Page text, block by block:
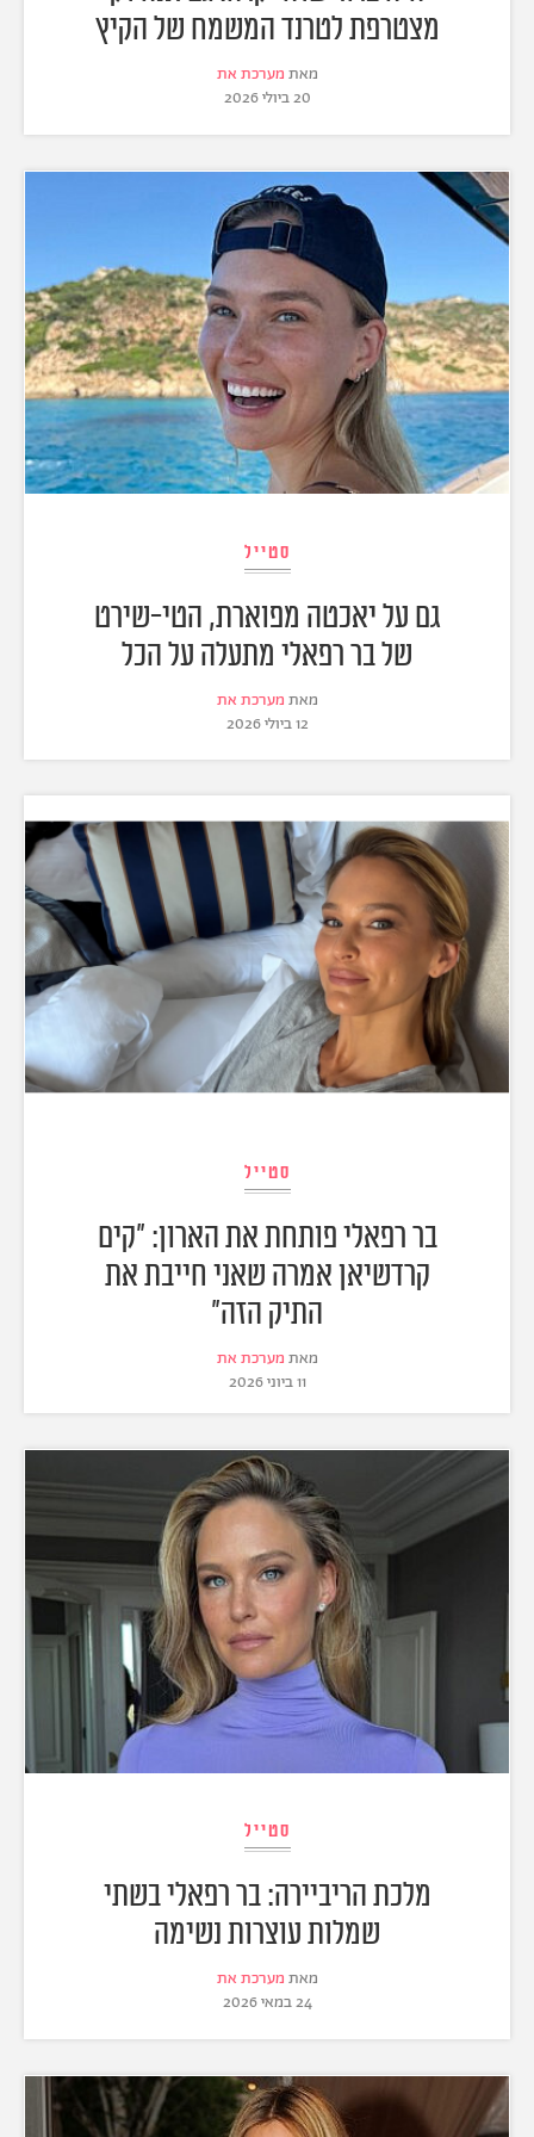
מצטרפת לטרנד המשמח של הקיץ
מאת מערכת את
20 ביולי 2026
סטייל
גם על יאכטה מפוארת, הטי-שירט
של בר רפאלי מתעלה על הכל
מאת מערכת את
12 ביולי 2026
סטייל
בר רפאלי פותחת את הארון: "קים
קרדשיאן אמרה שאני חייבת את
התיק הזה"
מאת מערכת את
11 ביוני 2026
סטייל
מלכת הריביירה: בר רפאלי בשתי
שמלות עוצרות נשימה
מאת מערכת את
24 במאי 2026